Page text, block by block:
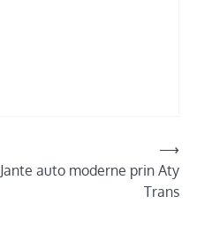
Jante auto moderne prin Aty
Trans
⟶